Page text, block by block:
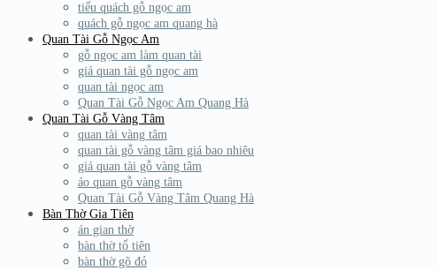
tiểu quách gỗ ngọc am
quách gỗ ngọc am quang hà
Quan Tài Gỗ Ngọc Am
gỗ ngọc am làm quan tài
giá quan tài gỗ ngọc am
quan tài ngọc am
Quan Tài Gỗ Ngọc Am Quang Hà
Quan Tài Gỗ Vàng Tâm
quan tài vàng tâm
quan tài gỗ vàng tâm giá bao nhiêu
giá quan tài gỗ vàng tâm
áo quan gỗ vàng tâm
Quan Tài Gỗ Vàng Tâm Quang Hà
Bàn Thờ Gia Tiên
án gian thờ
bàn thờ tổ tiên
bàn thờ gõ đỏ